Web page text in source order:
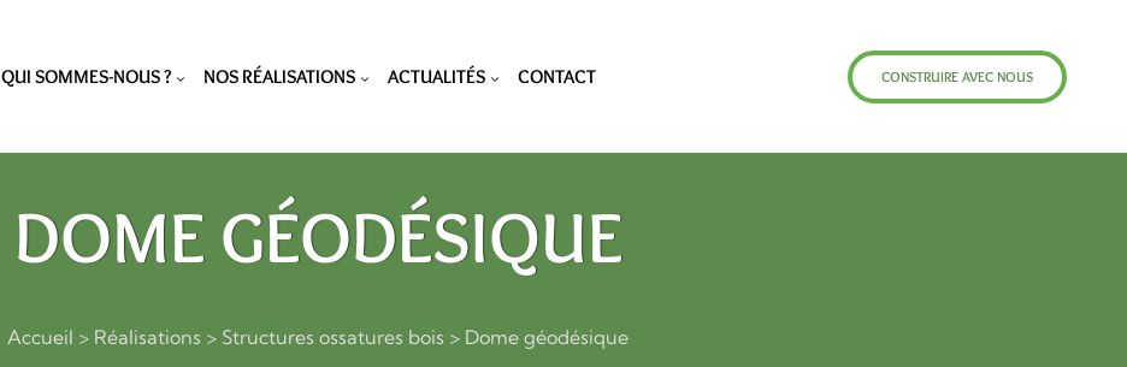
QUI SOMMES-NOUS ? NOS RÉALISATIONS ACTUALITÉS CONTACT CONSTRUIRE AVEC NOUS
DOME GÉODÉSIQUE
Accueil > Réalisations > Structures ossatures bois > Dome géodésique